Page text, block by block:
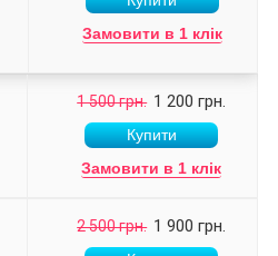
Замовити в 1 клік
1 500 грн. 1 200 грн.
Замовити в 1 клік
2 500 грн. 1 900 грн.